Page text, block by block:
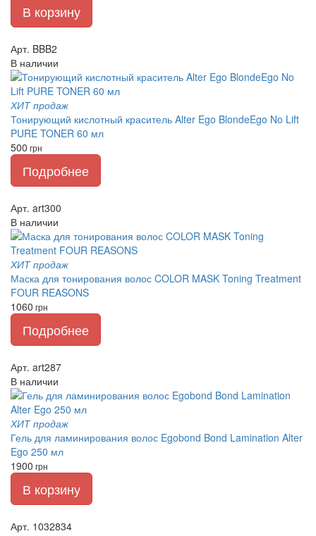
В корзину
Арт. BBB2
В наличии
ХИТ продаж
Тонирующий кислотный краситель Alter Ego BlondeEgo No Lift
PURE TONER 60 мл
500 грн
Подробнее
Арт. art300
В наличии
ХИТ продаж
Маска для тонирования волос COLOR MASK Toning Treatment
FOUR REASONS
1060 грн
Подробнее
Арт. art287
В наличии
ХИТ продаж
Гель для ламинирования волос Egobond Bond Lamination Alter
Ego 250 мл
1900 грн
В корзину
Арт. 1032834